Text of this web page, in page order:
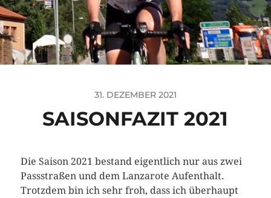
31. DEZEMBER 2021
SAISONFAZIT 2021
Die Saison 2021 bestand eigentlich nur aus zwei
Passstraßen und dem Lanzarote Aufenthalt.
Trotzdem bin ich sehr froh, dass ich überhaupt